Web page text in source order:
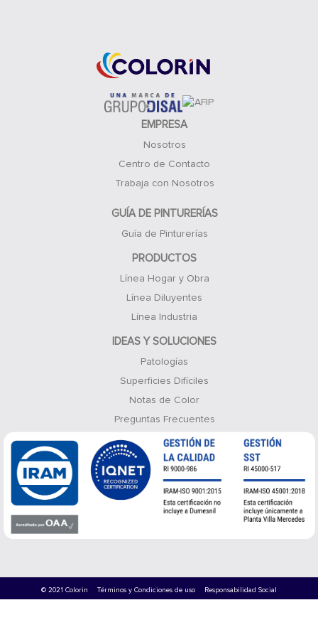
EMPRESA
Nosotros
Centro de Contacto
Trabaja con Nosotros
GUÍA DE PINTURERÍAS
Guía de Pinturerías
PRODUCTOS
Línea Hogar y Obra
Línea Diluyentes
Línea Industria
IDEAS Y SOLUCIONES
Patologías
Superficies Difíciles
Notas de Color
Preguntas Frecuentes
© 2021 Colorin Términos y Condiciones de uso Responsabilidad Social